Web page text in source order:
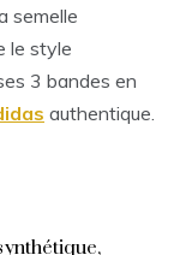
semelle
le style
3 bandes en
authentique.